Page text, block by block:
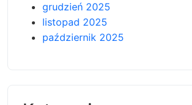
grudzień 2025
listopad 2025
październik 2025